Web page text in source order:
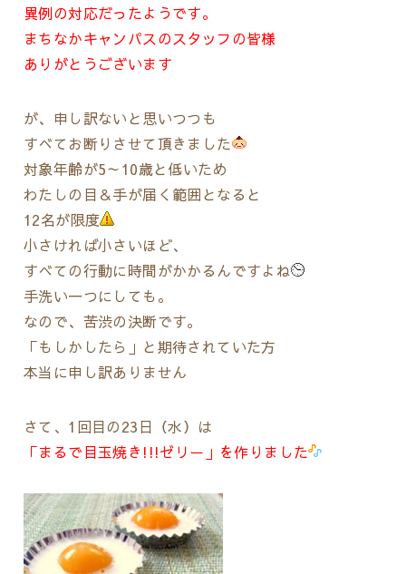
異例の対応だったようです。
まちなかキャンパスのスタッフの皆様
ありがとうございます
が、申し訳ないと思いつつも
すべてお断りさせて頂きました
対象年齢が5～10歳と低いため
わたしの目＆手が届く範囲となると
12名が限度
小さければ小さいほど、
すべての行動に時間がかかるんですよね
手洗い一つにしても。
なので、苦渋の決断です。
「もしかしたら」と期待されていた方
本当に申し訳ありません
さて、1回目の23日（水）は
「まるで目玉焼き!!!ゼリー」を作りました